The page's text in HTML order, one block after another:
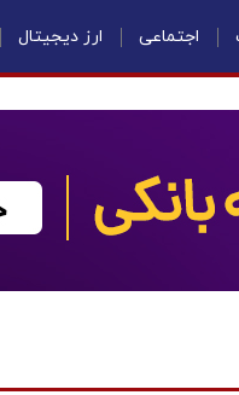
اجتماعی ارز دیجیتال